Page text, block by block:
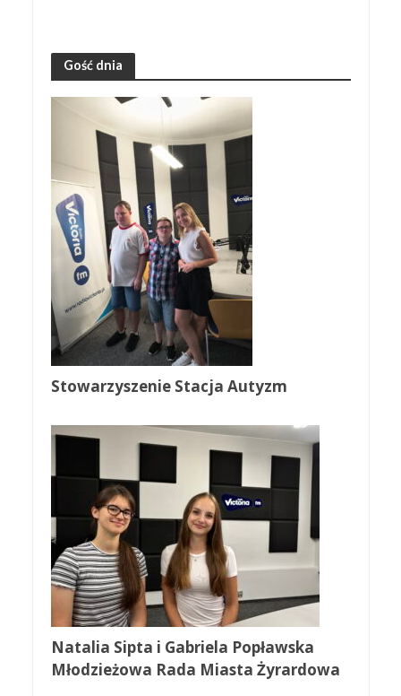
Gość dnia
Stowarzyszenie Stacja Autyzm
Natalia Sipta i Gabriela Popławska
Młodzieżowa Rada Miasta Żyrardowa